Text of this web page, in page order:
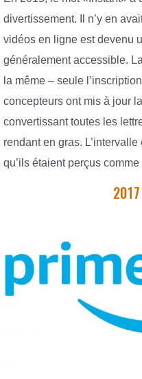
divertissement. Il n’y en
vidéos en ligne est devenu
généralement accessible.
la même – seule
concepteurs ont mis à jour
convertissant toutes les
rendant en gras.
qu’ils étaient perçus comme